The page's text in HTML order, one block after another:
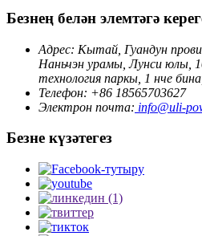
Безнең белән элемтәгә
Адрес: Кытай, Гуандун
Наньчэн урамы, Лунси юлы,
технология паркы, 1 нче
Телефон: +86 18565703627
Электрон почта: info@uli-
Безне күзәтегез